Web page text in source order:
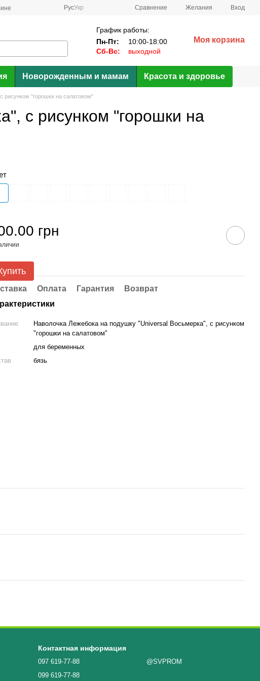
РусУкр Сравнение Желания Вход
График работы:
Пн-Пт:
10:00-18:00
Сб-Вс:
выходной
Моя корзина
Новорожденным и мамам Красота и здоровье
рисунком "горошки на салатовом"
с рисунком "горошки на
грн
Оплата Гарантия
Возврат
Наволочка Лежебока на подушку "Universal Восьмерка", с рисунком
"горошки на салатовом"
для беременных
бязь
Контактная информация
097 619-77-88
099 619-77-88
@SVPROM